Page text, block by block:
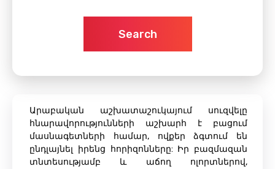
Search
Արաբական աշխատաշուկայում սուզվելը
հնարավորությունների աշխարհ է բացում
մասնագետների համար, ովքեր ձգտում են
ընդլայնել իրենց հորիզոնները: Իր բազմազան
տնտեսությամբ և աճող ոլորտներով,